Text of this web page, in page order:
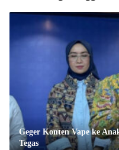
Geger Konten Vape ke
Tegas